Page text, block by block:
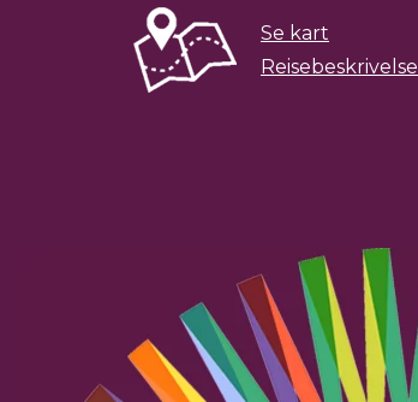
Se kart
Reisebeskrivelse